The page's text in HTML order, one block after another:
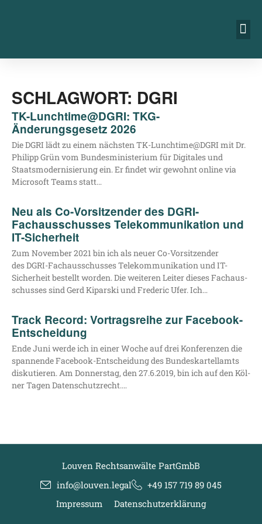
SCHLAGWORT: DGRI
TK-Lunchtime@DGRI: TKG-
Änderungsgesetz 2026
Die DGRI lädt zu einem nächs­ten TK-Lunchtime@DGRI mit Dr.
Phil­ipp Grün vom Bun­des­mi­nis­te­ri­um für Digi­ta­les und
Staats­mo­der­ni­sie­rung ein. Er fin­det wir gewohnt online via
Micro­soft Teams statt…
Neu als Co-Vorsitzender des DGRI-
Fachausschusses Telekommunikation und
IT-Sicherheit
Zum Novem­ber 2021 bin ich als neu­er Co-Vor­­­si­t­­zen­­der
des DGRI-Fach­aus­­schus­­ses Tele­kom­mu­ni­ka­ti­on und IT-
Sicher­heit bestellt wor­den. Die wei­te­ren Lei­ter die­ses Fach­aus­
schus­ses sind Gerd Kipar­ski und Fre­de­ric Ufer. Ich…
Track Record: Vortragsreihe zur Facebook-
Entscheidung
Ende Juni wer­de ich in einer Woche auf drei Kon­fe­ren­zen die
span­nen­de Face­­book-Ent­­schei­­dung des Bun­des­kar­tell­amts
dis­ku­tie­ren. Am Don­ners­tag, den 27.6.2019, bin ich auf den Köl­
ner Tagen Datenschutzrecht.…
Louven Rechtsanwälte PartGmbB
info@louven.legal
+49 157 719 89 045
Impressum
Datenschutzerklärung